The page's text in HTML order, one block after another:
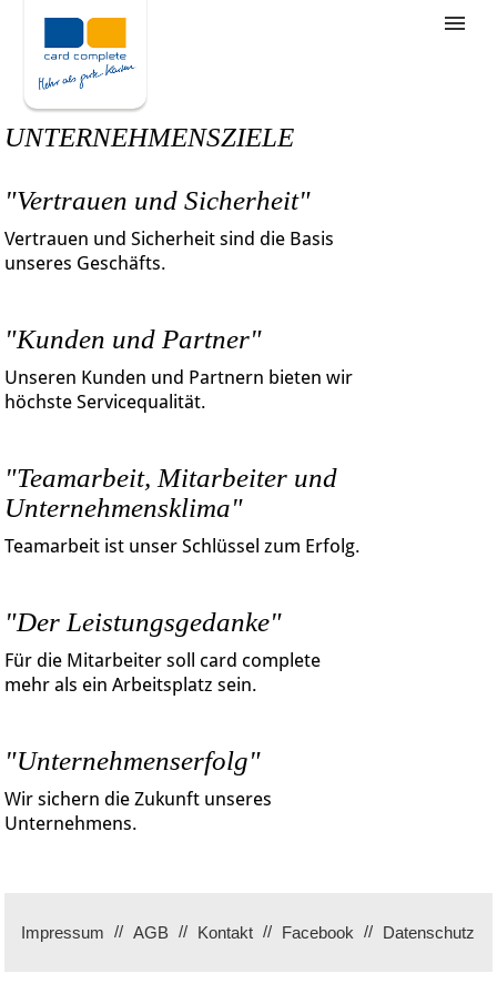
Stellenangebote
Unternehmensziele
Wie bewerbe ich mich
UNTERNEHMENSZIELE
"Vertrauen und Sicherheit"
Vertrauen und Sicherheit sind die Basis
unseres Geschäfts.
"Kunden und Partner"
Unseren Kunden und Partnern bieten wir
höchste Servicequalität.
"Teamarbeit, Mitarbeiter und
Unternehmensklima"
Teamarbeit ist unser Schlüssel zum Erfolg.
"Der Leistungsgedanke"
Für die Mitarbeiter soll card complete
mehr als ein Arbeitsplatz sein.
"Unternehmenserfolg"
Wir sichern die Zukunft unseres
Unternehmens.
Impressum AGB Kontakt Facebook Datenschutz